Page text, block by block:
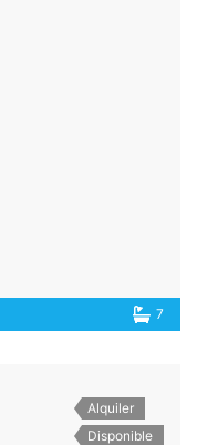
7
Alquiler
Disponible